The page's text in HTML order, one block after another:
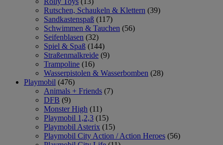
Rutschen, Schaukeln & Klettern (39)
Sandkastenspaß (117)
Schwimmen & Tauchen (56)
Seifenblasen (32)
Spiel & Spaß (144)
Straßenmalkreide (9)
Trampoline (16)
Wasserpistolen & Wasserbomben (28)
Playmobil (476)
Animals + Friends (7)
DFB (9)
Monster High (11)
Playmobil 1,2,3 (15)
Playmobil Asterix (15)
Playmobil City Action / Action Heroes (56)